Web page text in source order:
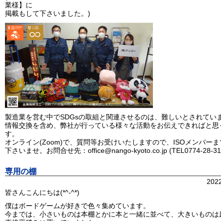
業様】に
掲載もして下さいました。)
製造業を営む中でSDGsの取組と関連させるのは、難しいとされてい
情報交換を含め、弊社が行っている様々な活動をお伝えできればと思
す。
オンライン(Zoom)で、質問等お受けいたしますので、ISOメンバー
下さいませ。お問合せ先：office@nango-kyoto.co.jp (TEL0774-28-
専用の棚
皆さんこんにちは(*^-^*)
僕はボードゲームが好きで色々集めています。
今までは、小さいものは本棚とかに本と一緒に並べて、大きいものは